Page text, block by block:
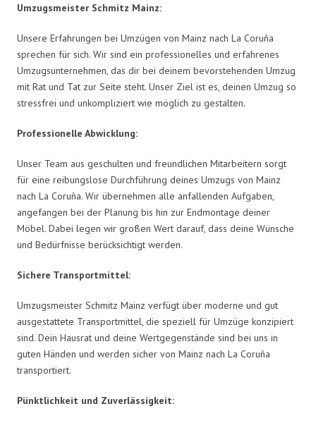
Umzugsmeister Schmitz Mainz:
Unsere Erfahrungen bei Umzügen von Mainz nach La Coruña
sprechen für sich. Wir sind ein professionelles und erfahrenes
Umzugsunternehmen, das dir bei deinem bevorstehenden Umzug
mit Rat und Tat zur Seite steht. Unser Ziel ist es, deinen Umzug so
stressfrei und unkompliziert wie möglich zu gestalten.
Professionelle Abwicklung:
Unser Team aus geschulten und freundlichen Mitarbeitern sorgt
für eine reibungslose Durchführung deines Umzugs von Mainz
nach La Coruña. Wir übernehmen alle anfallenden Aufgaben,
angefangen bei der Planung bis hin zur Endmontage deiner
Möbel. Dabei legen wir großen Wert darauf, dass deine Wünsche
und Bedürfnisse berücksichtigt werden.
Sichere Transportmittel:
Umzugsmeister Schmitz Mainz verfügt über moderne und gut
ausgestattete Transportmittel, die speziell für Umzüge konzipiert
sind. Dein Hausrat und deine Wertgegenstände sind bei uns in
guten Händen und werden sicher von Mainz nach La Coruña
transportiert.
Pünktlichkeit und Zuverlässigkeit: